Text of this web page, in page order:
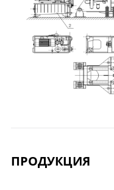
ПРОДУКЦИЯ